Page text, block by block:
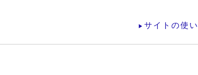
サイトの使